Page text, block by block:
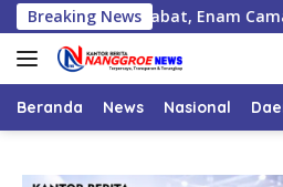
Langsung
ke
konten
Breaking News
Pejabat, Enam Camat Dilantik
Beranda News Nasional